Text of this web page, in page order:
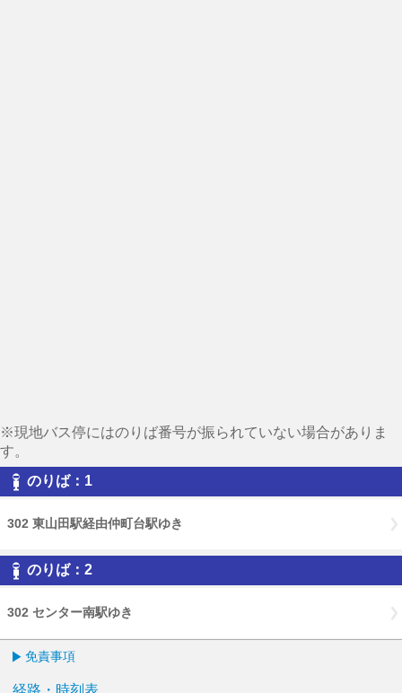
※現地バス停にはのりば番号が振られていない場合がありま
す。
のりば：1
302 東山田駅経由仲町台駅ゆき
のりば：2
302 センター南駅ゆき
免責事項